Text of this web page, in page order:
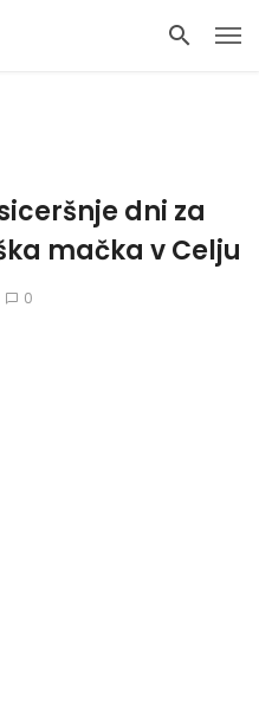
dni za
mačka v Celju
0